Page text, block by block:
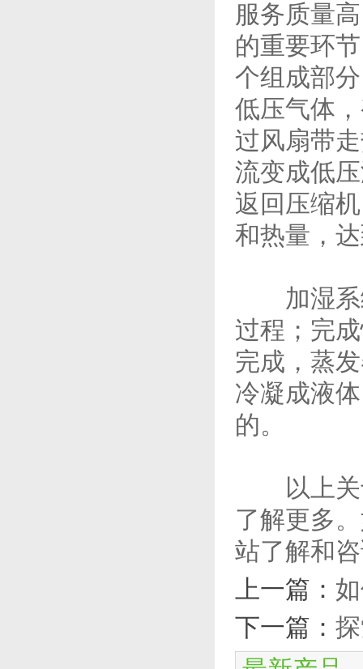
服务质量
的重要环
个组成部
低压气体
过风扇带
流变成低
返回压缩
和热量，
加湿系统
过程；完
完成，蒸
冷凝成液
的。
以上关于
了解更多
站了解和
上一篇：
下一篇：